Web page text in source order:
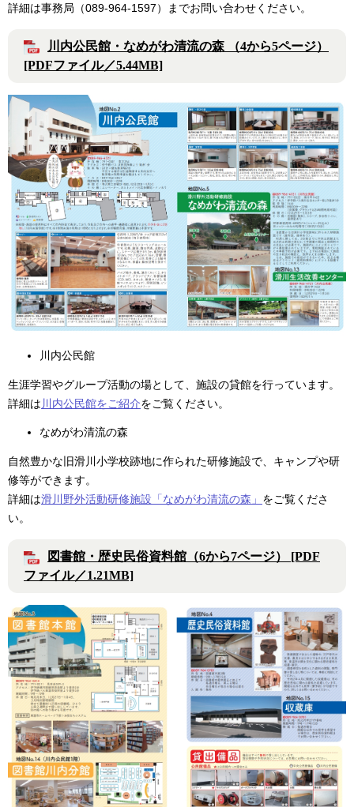
詳細は事務局（089-964-1597）までお問い合わせください。
川内公民館・なめがわ清流の森 （4から5ページ）
[PDFファイル／5.44MB]
川内公民館
生涯学習やグループ活動の場として、施設の貸館を行っています。
詳細は川内公民館をご紹介をご覧ください。
なめがわ清流の森
自然豊かな旧滑川小学校跡地に作られた研修施設で、キャンプや研
修等ができます。
詳細は滑川野外活動研修施設「なめがわ清流の森」 をご覧くださ
い。
図書館・歴史民俗資料館（6から7ページ） [PDF
ファイル／1.21MB]